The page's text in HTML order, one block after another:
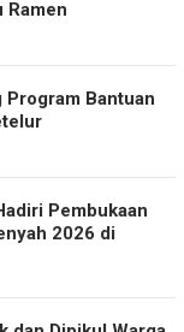
Ramen
Program Bantuan
Pembukaan
2026 di